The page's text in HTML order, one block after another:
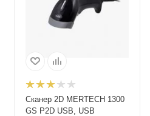
Сканер 2D MERTECH 1300
GS P2D USB, USB